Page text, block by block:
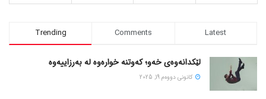
Trending Comments Latest
لێکدانەوەی خەو؛ کەوتنە خوارەوە لە بەرزاییەوە
كانونی دووه‌م 19, 2025